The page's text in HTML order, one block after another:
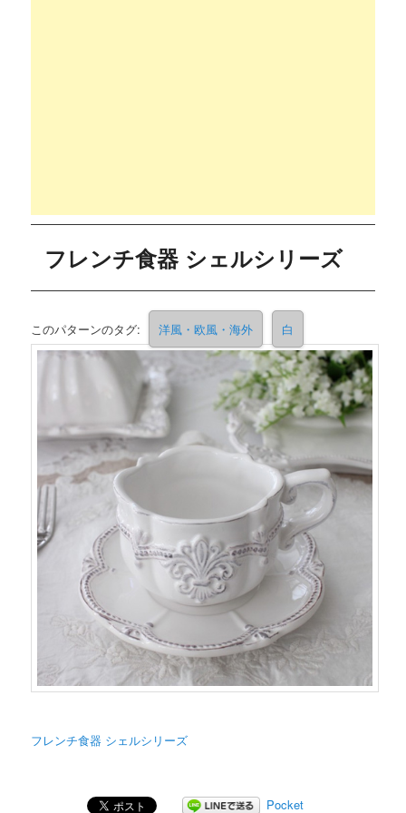
フレンチ食器 シェルシリーズ
このパターンのタグ: 洋風・欧風・海外 白
フレンチ食器 シェルシリーズ
Pocket